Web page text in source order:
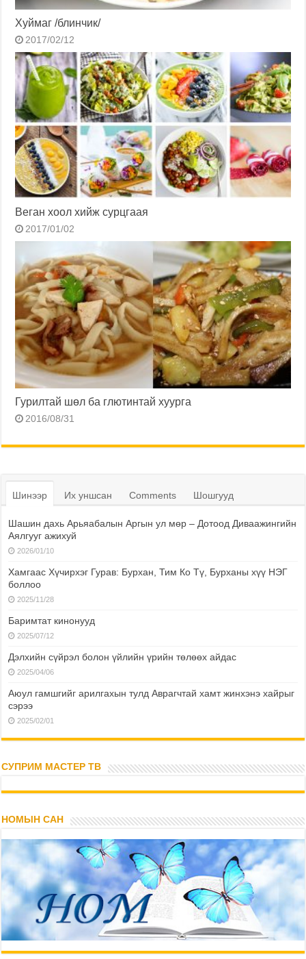
Хуймаг /блинчик/
2017/02/12
Веган хоол хийж сурцгаая
2017/01/02
Гурилтай шөл ба глютинтай хуурга
2016/08/31
Шинээр Их уншсан Comments Шошгууд
Шашин дахь Арьяабалын Аргын ул мөр – Дотоод Диваажингийн
Аялгууг ажихуй
2026/01/10
Хамгаас Хүчирхэг Гурав: Бурхан, Тим Ко Тү, Бурханы хүү НЭГ
боллоо
2025/11/28
Баримтат кинонууд
2025/07/12
Дэлхийн сүйрэл болон үйлийн үрийн төлөөх айдас
2025/04/06
Аюул гамшгийг арилгахын тулд Аврагчтай хамт жинхэнэ хайрыг
сэрээ
2025/02/01
СУПРИМ МАСТЕР ТВ
НОМЫН САН